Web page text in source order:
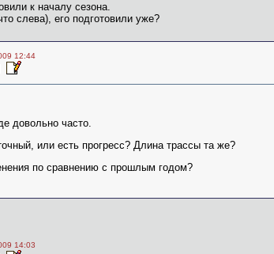
к началу сезона.
слева), его подготовили уже?
12:44
довольно часто.
или есть прогресс? Длина трассы та же?
по сравнению с прошлым годом?
14:03